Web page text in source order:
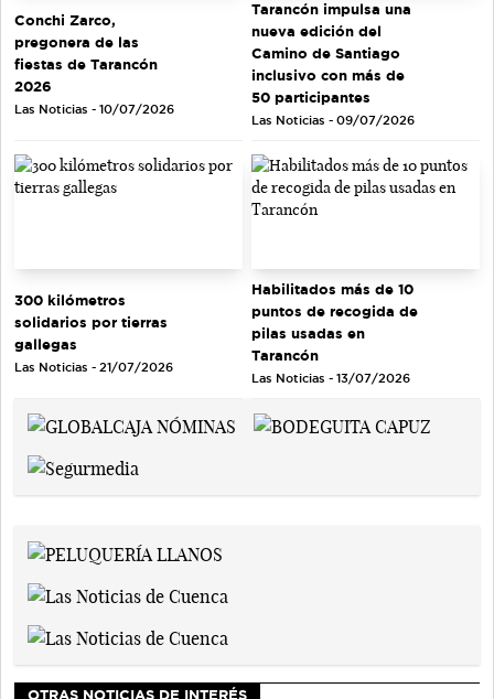
Conchi Zarco,
pregonera de las
fiestas de Tarancón
2026
Las Noticias - 10/07/2026
Tarancón impulsa una
nueva edición del
Camino de Santiago
inclusivo con más de
50 participantes
Las Noticias - 09/07/2026
300 kilómetros
solidarios por tierras
gallegas
Las Noticias - 21/07/2026
Habilitados más de 10
puntos de recogida de
pilas usadas en
Tarancón
Las Noticias - 13/07/2026
OTRAS NOTICIAS DE INTERÉS